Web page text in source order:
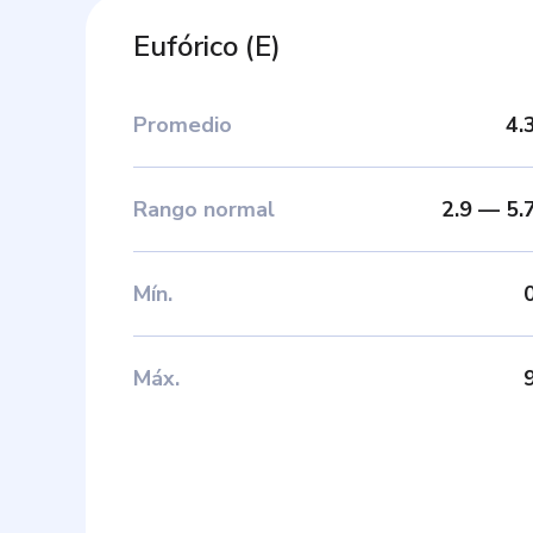
Eufórico (E)
Promedio
Rango normal 2.9 —
Mín.
Máx.